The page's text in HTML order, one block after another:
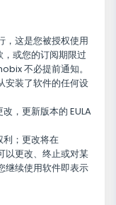
，这是您被授权使用
，或您的订阅期限过
不必提前通知。
安装了软件的任何设
，更新版本的 EULA
；更改将在
以更改、终止或对某
继续使用软件即表示